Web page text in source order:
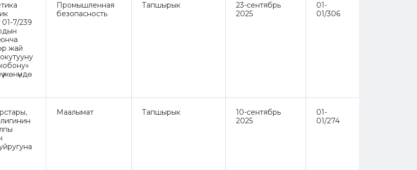
7/239
жай
жөнүндө
Промышленная
безопасность
Тапшырык
23-сентябрь
2025
01-
01/306
Маалымат Тапшырык
10-сентябрь
2025
01-
01/274